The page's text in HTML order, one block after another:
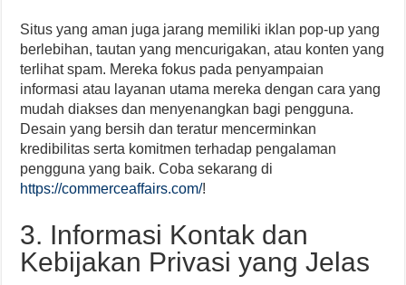
Situs yang aman juga jarang memiliki iklan pop-up yang
berlebihan, tautan yang mencurigakan, atau konten yang
terlihat spam. Mereka fokus pada penyampaian
informasi atau layanan utama mereka dengan cara yang
mudah diakses dan menyenangkan bagi pengguna.
Desain yang bersih dan teratur mencerminkan
kredibilitas serta komitmen terhadap pengalaman
pengguna yang baik. Coba sekarang di
https://commerceaffairs.com/!
3. Informasi Kontak dan
Kebijakan Privasi yang Jelas